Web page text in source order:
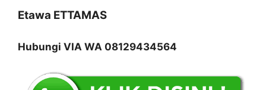
Etawa ETTAMAS
Hubungi VIA WA 08129434564